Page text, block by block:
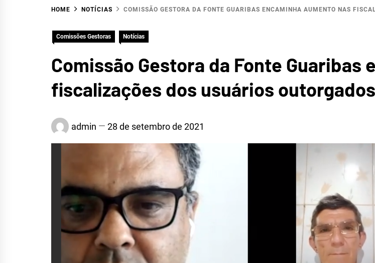
RIO
HOME NOTÍCIAS COMISSÃO GESTORA DA FONTE GUARIBAS ENCAMINHA AUMENTO NAS
Comissões Gestoras Notícias
Comissão Gestora da Fonte Guaribas
fiscalizações dos usuários outorgados
admin 28 de setembro de 2021